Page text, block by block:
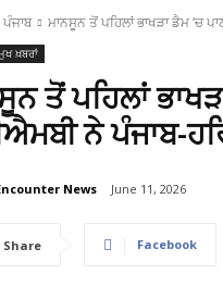
ਪੰਜਾਬ ਮਾਨਸੂਨ ਤੋਂ ਪਹਿਲਾਂ ਭਾਖੜਾ ਡੈਮ ‘ਚ
ਖ਼ਬਰਾਂ
ਤੋਂ ਪਹਿਲਾਂ
ਨੇ ਪੰਜਾਬ-
News June 11, 2026
Share Facebook